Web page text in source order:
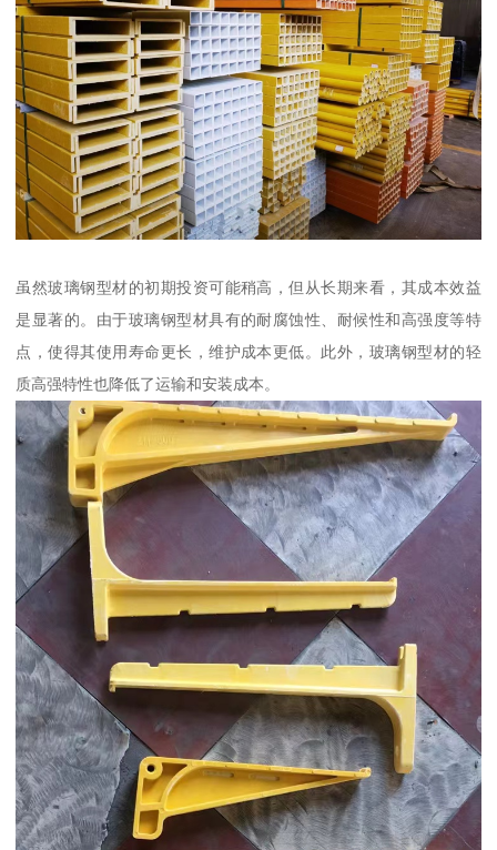
虽然玻璃钢型材的初期投资可能稍高，但从长期来看，其成本效益
是显著的。由于玻璃钢型材具有的耐腐蚀性、耐候性和高强度等特
点，使得其使用寿命更长，维护成本更低。此外，玻璃钢型材的轻
质高强特性也降低了运输和安装成本。